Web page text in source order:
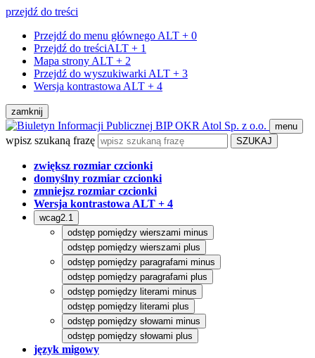
przejdź do treści
Przejdź do menu głównego ALT + 0
Przejdź do treściALT + 1
Mapa strony ALT + 2
Przejdź do wyszukiwarki ALT + 3
Wersja kontrastowa ALT + 4
zamknij
BIP OKR Atol Sp. z o.o. menu
wpisz szukaną frazę
zwiększ rozmiar czcionki
domyślny rozmiar czcionki
zmniejsz rozmiar czcionki
Wersja kontrastowa ALT + 4
wcag2.1
odstęp pomiędzy wierszami minus
odstęp pomiędzy wierszami plus
odstęp pomiędzy paragrafami minus
odstęp pomiędzy paragrafami plus
odstęp pomiędzy literami minus
odstęp pomiędzy literami plus
odstęp pomiędzy słowami minus
odstęp pomiędzy słowami plus
język migowy